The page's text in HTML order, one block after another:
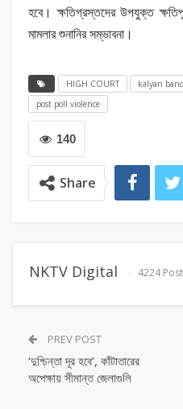
হবে। ক্ষতিগ্রস্তদের উপযুক্ত
মামলার শুনানির সম্ভাবনা।
HIGH COURT kalyan
post poll violence
140
Share
NKTV Digital 4224
PREV POST
‘দুশ্চিন্তা দূর হবে’, কাঁটাতারের
অপেক্ষায় সীমান্ত জেলাগুলি